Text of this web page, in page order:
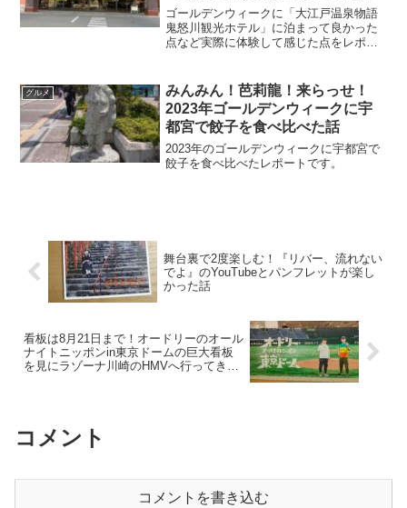
テル」に泊まった話
ゴールデンウィークに「大江戸温泉物語
鬼怒川観光ホテル」に泊まって良かった
点など実際に体験して感じた点をレポー
グルメ
みんみん！芭莉龍！来らっせ！
2023年ゴールデンウィークに宇
都宮で餃子を食べ比べた話
2023年のゴールデンウィークに宇都宮で
餃子を食べ比べたレポートです。
舞台裏で2度楽しむ！『リバー、流れない
でよ』のYouTubeとパンフレットが楽し
かった話
看板は8月21日まで！オードリーのオール
ナイトニッポンin東京ドームの巨大看板
を見にラゾーナ川崎のHMVへ行ってきた
コメント
コメントを書き込む